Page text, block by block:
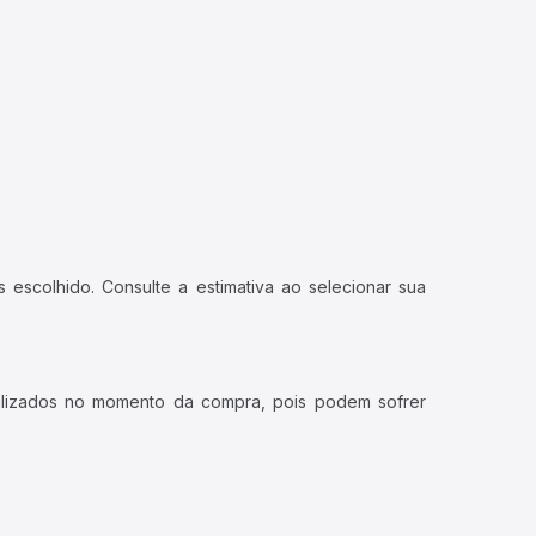
Consulte a estimativa ao selecionar sua
no momento da compra, pois podem sofrer